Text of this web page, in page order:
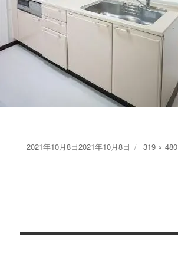
Posted
2021年10月8日2021年10月8日
Full
319 × 480